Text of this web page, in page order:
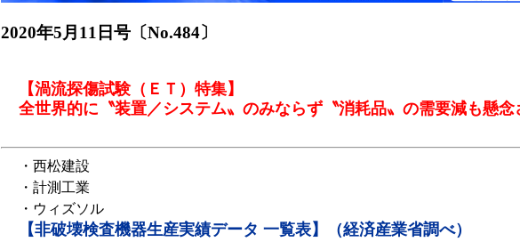
2020年5月11日号〔No.484〕
【渦流探傷試験（ＥＴ）特集】
全世界的に〝装置／システム〟のみならず〝消耗品〟の需要減も懸念
・西松建設
・計測工業
・ウィズソル
【非破壊検査機器生産実績データ 一覧表】（経済産業省調べ）